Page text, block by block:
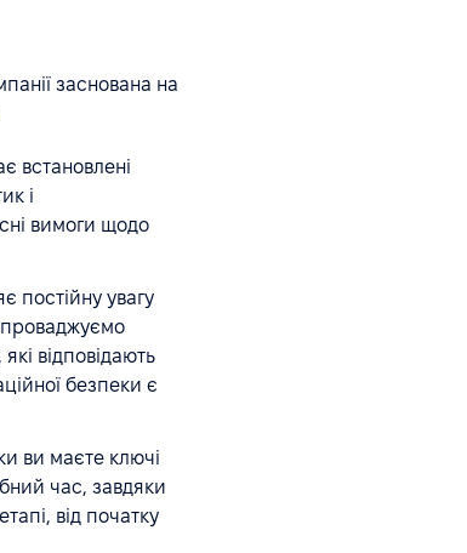
заснована на
встановлені
і
вимоги щодо
постійну увагу
відповідають
безпеки є
ви маєте ключі
час, завдяки
від початку